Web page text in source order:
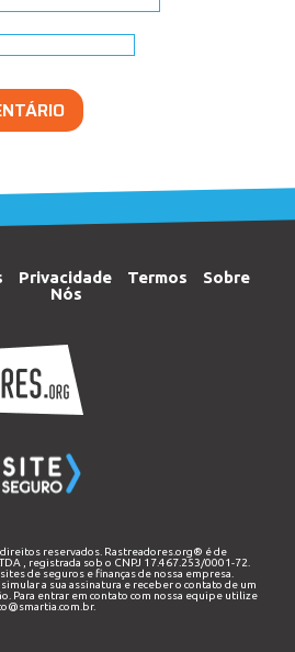
Privacidade Termos
Sobre
Nós
reservados. Rastreadores.org® é de
, registrada sob o CNPJ 17.467.253/0001-72.
de seguros e finanças de nossa empresa.
simular a sua assinatura e receber o contato de um
Para entrar em contato com nossa equipe utilize
.